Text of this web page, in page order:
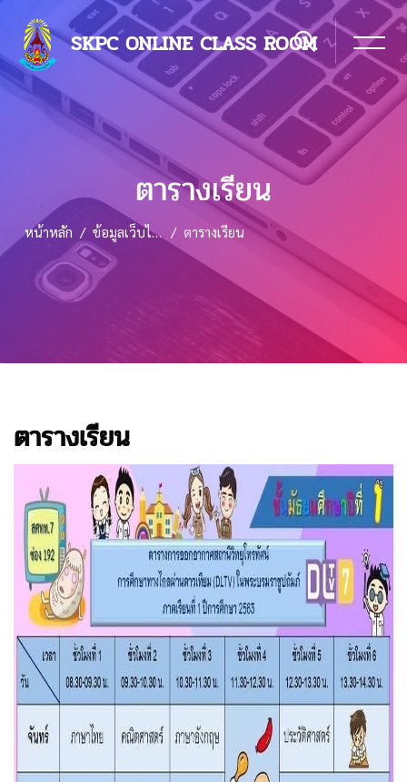
SKPC ONLINE CLASS ROOM
ตารางเรียน
หน้าหลัก ข้อมูลเว็บไซต์ ตารางเรียน
ตารางเรียน